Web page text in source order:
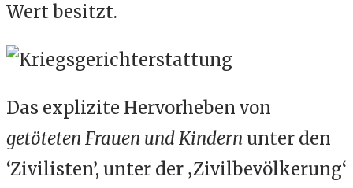
Wert besitzt.
Das explizite Hervorheben von
getöteten Frauen und Kindern unter den
‘Zivilisten’, unter der ‚Zivilbevölkerung‘